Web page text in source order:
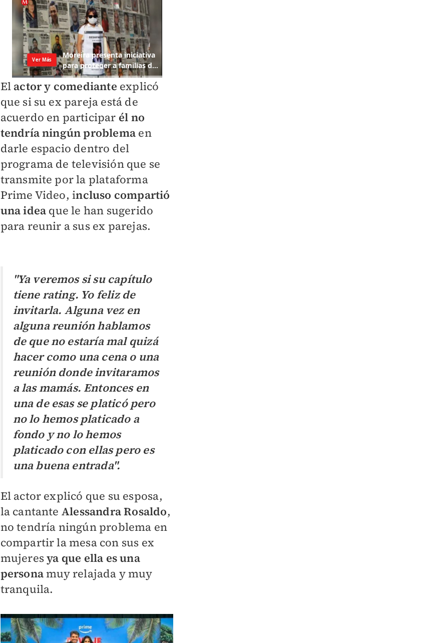
El actor y comediante explicó
que si su ex pareja está de
acuerdo en participar él no
tendría ningún problema en
darle espacio dentro del
programa de televisión que se
transmite por la plataforma
Prime Video, incluso compartió
una idea que le han sugerido
para reunir a sus ex parejas.
"Ya veremos si su capítulo
tiene rating. Yo feliz de
invitarla. Alguna vez en
alguna reunión hablamos
de que no estaría mal quizá
hacer como una cena o una
reunión donde invitaramos
a las mamás. Entonces en
una de esas se platicó pero
no lo hemos platicado a
fondo y no lo hemos
platicado con ellas pero es
una buena entrada".
El actor explicó que su esposa,
la cantante Alessandra Rosaldo,
no tendría ningún problema en
compartir la mesa con sus ex
mujeresya que ella es una
personamuy relajada y muy
tranquila.